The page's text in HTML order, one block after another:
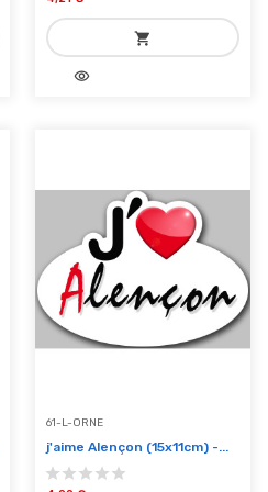
shopping_cart
add_shopping_cartvisibility
61-L-ORNE
j'aime Alençon (15x11cm) -...